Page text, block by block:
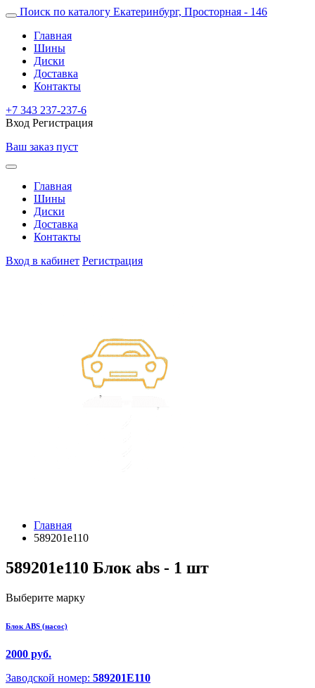
Поиск по каталогу Екатеринбург, Просторная - 146
Главная
Шины
Диски
Доставка
Контакты
+7 343 237-237-6
Вход Регистрация
Ваш заказ пуст
Главная
Шины
Диски
Доставка
Контакты
Вход в кабинет Регистрация
Главная
589201e110
589201e110 Блок abs - 1 шт
Выберите марку
Блок ABS (насос)
2000 руб.
Заводской номер: 589201E110